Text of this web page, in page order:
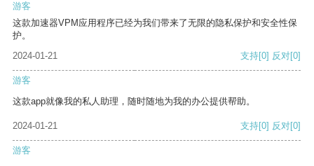
游客
这款加速器VPM应用程序已经为我们带来了无限的隐私保护和安全性保
护。
2024-01-21
支持[0] 反对[0]
游客
这款app就像我的私人助理，随时随地为我的办公提供帮助。
2024-01-21 支持[0] 反对[0]
游客